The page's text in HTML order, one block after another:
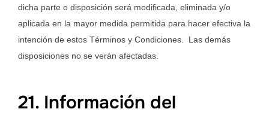
dicha parte o disposición será modificada, eliminada y/o
aplicada en la mayor medida permitida para hacer efectiva la
intención de estos Términos y Condiciones. Las demás
disposiciones no se verán afectadas.
21. Información del